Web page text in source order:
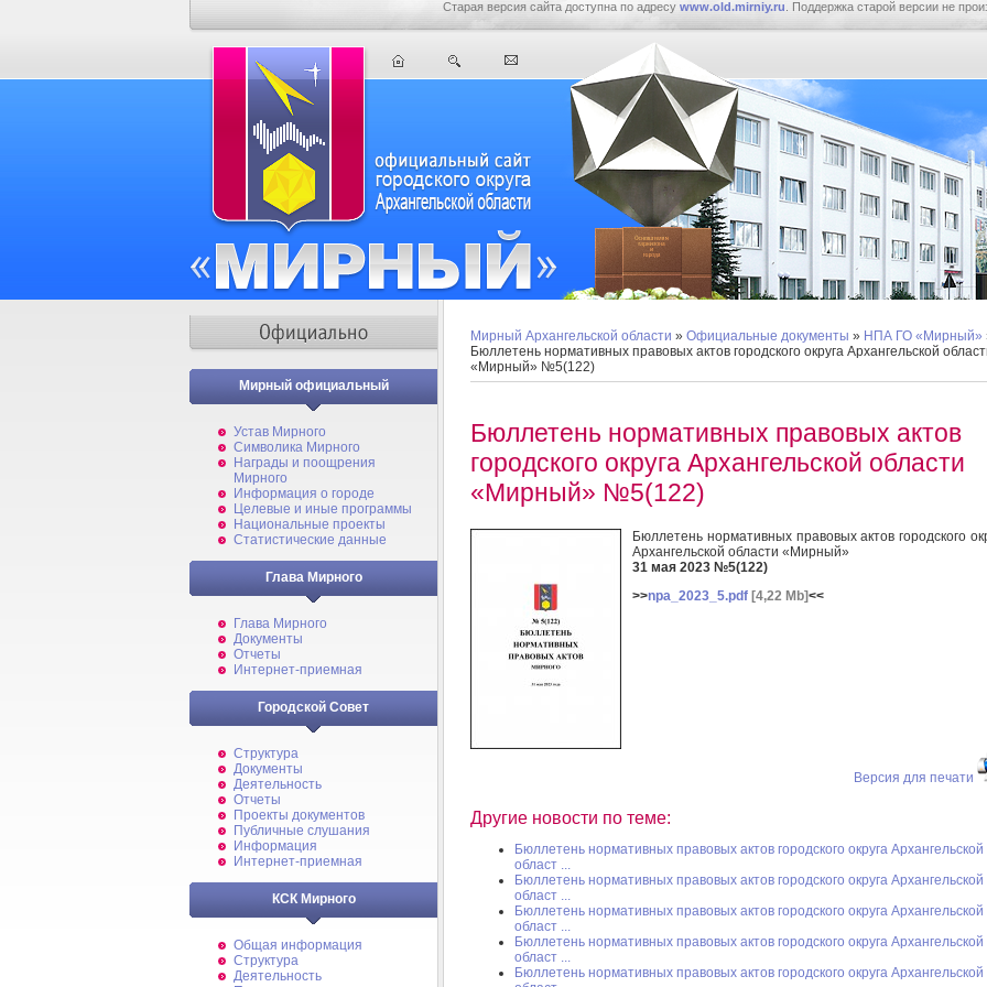
Старая версия сайта доступна по адресу www.old.mirniy.ru . Поддержка старой версии не
Мирный официальный
Устав Мирного
Символика Мирного
Награды и поощрения
Мирного
Информация о городе
Целевые и иные программы
Национальные проекты
Статистические данные
Глава Мирного
Глава Мирного
Документы
Отчеты
Интернет-приемная
Городской Совет
Структура
Документы
Деятельность
Отчеты
Проекты документов
Публичные слушания
Информация
Интернет-приемная
КСК Мирного
Общая информация
Структура
Деятельность
Мирный Архангельской области » Официальные документы » НПА ГО «Мирный»
Бюллетень нормативных правовых актов городского округа Архангельской
«Мирный» №5(122)
Бюллетень нормативных правовых актов
городского округа Архангельской области
«Мирный» №5(122)
Бюллетень нормативных правовых актов городского
Архангельской области «Мирный»
31 мая 2023 №5(122)
>>npa_2023_5.pdf [4,22 Mb]<<
Версия для печати
Другие новости по теме:
Бюллетень нормативных правовых актов городского округа Архангельской
област ...
Бюллетень нормативных правовых актов городского округа Архангельской
област ...
Бюллетень нормативных правовых актов городского округа Архангельской
област ...
Бюллетень нормативных правовых актов городского округа Архангельской
област ...
Бюллетень нормативных правовых актов городского округа Архангельской